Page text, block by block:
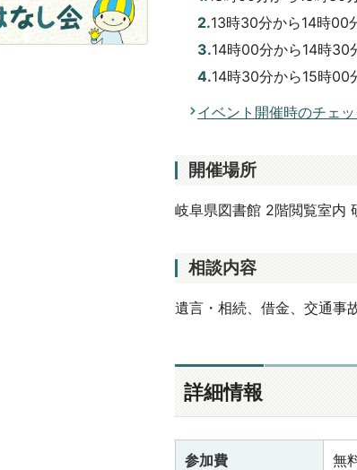
13時30分から14時00
14時00分から14時30
14時30分から15時00
イベント開催時のチェ
開催場所
岐阜県図書館 2階閲覧室内
相談内容
遺言・相続、借金、交通事
詳細情報
参加費 無